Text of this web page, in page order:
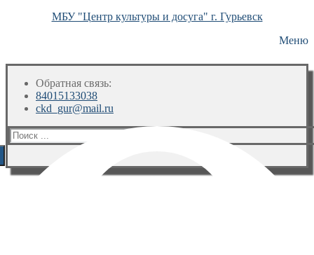
МБУ "Центр культуры и досуга" г. Гурьевск
Меню
Обратная связь:
84015133038
ckd_gur@mail.ru
Искать: